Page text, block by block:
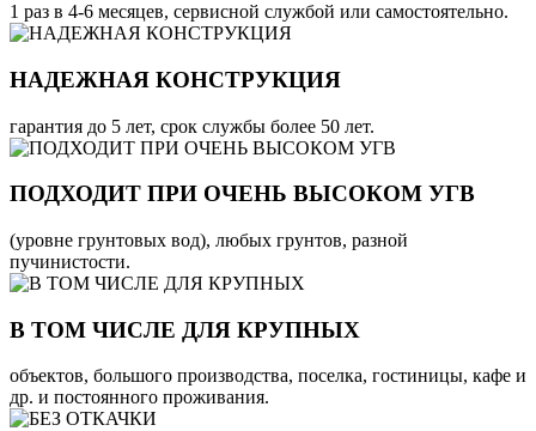
1 раз в 4-6 месяцев, сервисной службой или самостоятельно.
НАДЕЖНАЯ КОНСТРУКЦИЯ
гарантия до 5 лет, срок службы более 50 лет.
ПОДХОДИТ ПРИ ОЧЕНЬ ВЫСОКОМ УГВ
(уровне грунтовых вод), любых грунтов, разной
пучинистости.
В ТОМ ЧИСЛЕ ДЛЯ КРУПНЫХ
объектов, большого производства, поселка, гостиницы, кафе и
др. и постоянного проживания.